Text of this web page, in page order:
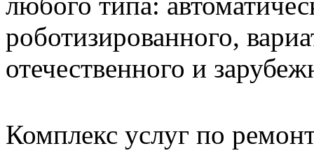
роботизированного,
отечественного и
Комплекс услуг по